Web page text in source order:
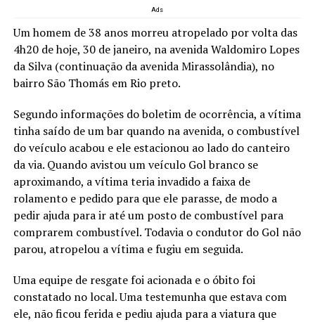
Ads
Um homem de 38 anos morreu atropelado por volta das
4h20 de hoje, 30 de janeiro, na avenida Waldomiro Lopes
da Silva (continuação da avenida Mirassolândia), no
bairro São Thomás em Rio preto.
Segundo informações do boletim de ocorrência, a vítima
tinha saído de um bar quando na avenida, o combustível
do veículo acabou e ele estacionou ao lado do canteiro
da via. Quando avistou um veículo Gol branco se
aproximando, a vítima teria invadido a faixa de
rolamento e pedido para que ele parasse, de modo a
pedir ajuda para ir até um posto de combustível para
comprarem combustível. Todavia o condutor do Gol não
parou, atropelou a vítima e fugiu em seguida.
Uma equipe de resgate foi acionada e o óbito foi
constatado no local. Uma testemunha que estava com
ele, não ficou ferida e pediu ajuda para a viatura que